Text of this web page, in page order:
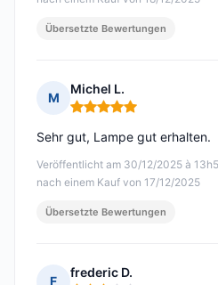
Übersetzte Bewertungen
M
Michel L.
Hinweis: 5 von 5
Veröffentlicht am 30/12/2025 à
nach einem Kauf von 17/12/2025
Sehr gut, Lampe gut erhalten.
Übersetzte Bewertungen
F
frederic D.